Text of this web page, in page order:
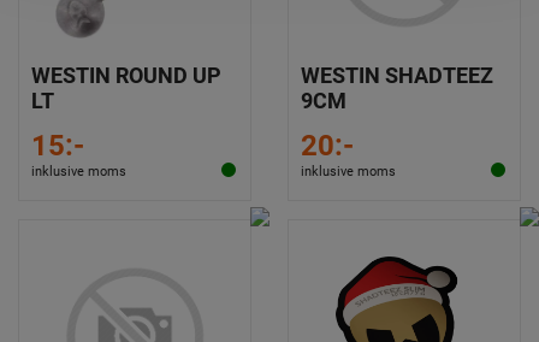
WESTIN ROUND UP
LT
15:-
inklusive moms
WESTIN SHADTEEZ
9CM
20:-
inklusive moms